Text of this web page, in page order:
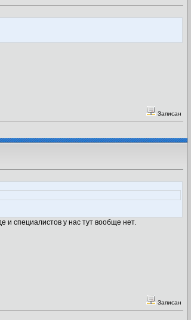
Записан
и специалистов у нас тут вообще нет.
Записан